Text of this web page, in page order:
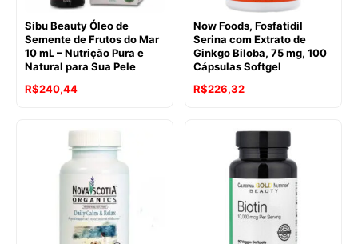
Sibu Beauty Óleo de
Semente de Frutos do Mar
10 mL – Nutrição Pura e
Natural para Sua Pele
R$240,44
Now Foods, Fosfatidil
Serina com Extrato de
Ginkgo Biloba, 75 mg, 100
Cápsulas Softgel
R$226,32